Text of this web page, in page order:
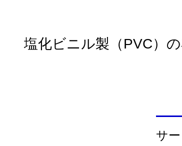
塩化ビニル製（PVC）
サ